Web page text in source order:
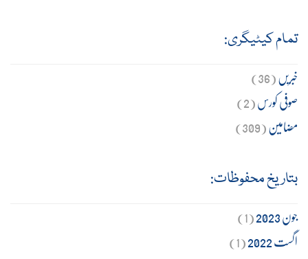
تمام کیٹیگری:
خبریں(36)
صوفی کورس(2)
مضامین(309)
بتاریخ محفوظات:
جون 2023
(1)
اگست 2022
(1)